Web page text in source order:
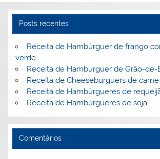
o
k
l
Posts recentes
Receita de Hambúrguer de frango
verde
Receita de Hamburguer de Grão-de-
Receita de Cheeseburguers de
Receita de Hambúrgueres de
Receita de Hambúrgueres de soja
Comentários